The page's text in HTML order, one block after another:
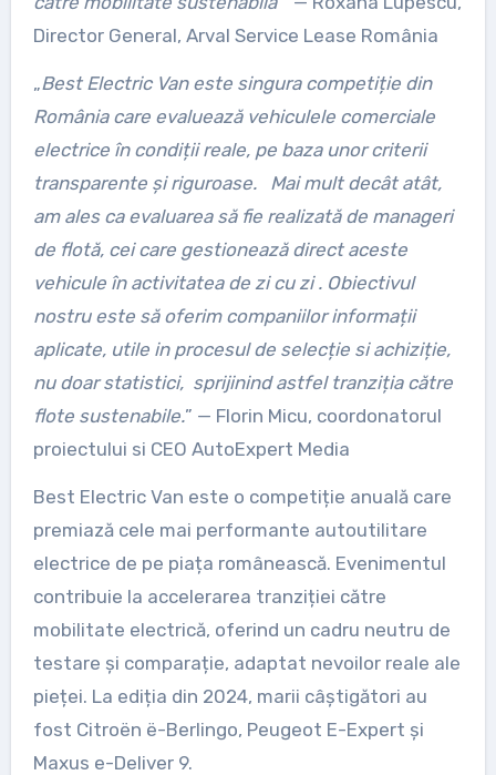
Director General, Arval Service Lease România
„Best Electric Van este singura competiție din
România care evaluează vehiculele comerciale
electrice în condiții reale, pe baza unor criterii
transparente și riguroase. Mai mult decât atât,
am ales ca evaluarea să fie realizată de manageri
de flotă, cei care gestionează direct aceste
vehicule în activitatea de zi cu zi . Obiectivul
nostru este să oferim companiilor informații
aplicate, utile in procesul de selecție si achiziție,
nu doar statistici, sprijinind astfel tranziția către
flote sustenabile.” — Florin Micu, coordonatorul
proiectului si CEO AutoExpert Media
Best Electric Van este o competiție anuală care
premiază cele mai performante autoutilitare
electrice de pe piața românească. Evenimentul
contribuie la accelerarea tranziției către
mobilitate electrică, oferind un cadru neutru de
testare și comparație, adaptat nevoilor reale ale
pieței. La ediția din 2024, marii câștigători au
fost Citroën ë-Berlingo, Peugeot E-Expert și
Maxus e-Deliver 9.